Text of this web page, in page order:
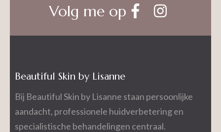
Volg me op
Beautiful Skin by Lisanne
Bij Beautiful Skin by Lisanne staan persoonlijke
aandacht, professionele huidverbetering en
specialistische behandelingen centraal.